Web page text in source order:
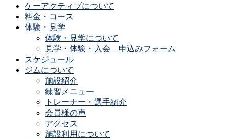
ケーアクティブについて
料金・コース
体験・見学
体験・見学について
見学・体験・入会 申込みフォーム
スケジュール
ジムについて
施設紹介
練習メニュー
トレーナー・選手紹介
会員様の声
アクセス
施設利用について